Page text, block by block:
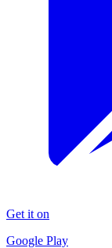
Get it on
Google Play